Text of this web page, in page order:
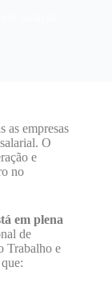
as empresas
O
e
no
em plena
de
Trabalho e